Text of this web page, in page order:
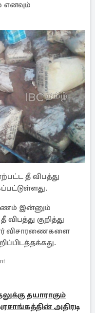
எனவும்
தீ விபத்து
இன்னும்
குறித்து
விசாரணைகளை
தயாராகும்
அதிரடி